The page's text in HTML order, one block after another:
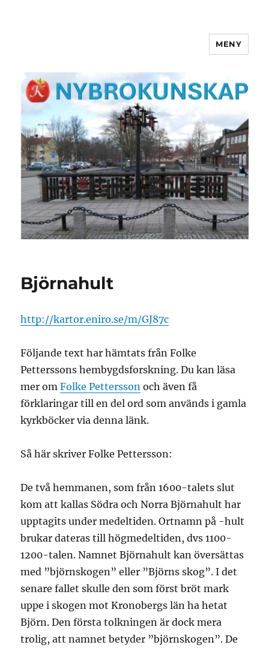
MENY
Björnahult
http://kartor.eniro.se/m/GJ87c
Följande text har hämtats från Folke
Petterssons hembygdsforskning. Du kan läsa
mer omFolke Pettersson och även få
förklaringar till en del ord som används i gamla
kyrkböcker via denna länk.
Så här skriver Folke Pettersson:
De två hemmanen, som från 1600-talets slut
kom att kallas Södra och Norra Björnahult har
upptagits under medeltiden. Ortnamn på -hult
brukar dateras till högmedeltiden, dvs 1100-
1200-talen. Namnet Björnahult kan översättas
med ”björnskogen” eller ”Björns skog”. I det
senare fallet skulle den som först bröt mark
uppe i skogen mot Kronobergs län ha hetat
Björn. Den första tolkningen är dock mera
trolig, att namnet betyder ”björnskogen”. De